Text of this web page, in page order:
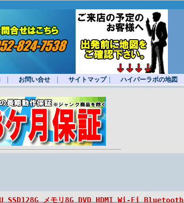
お問い合せ サイトマップ｜ ハイパーラボの地図
メモリ8G DVD HDMI Wi-Fi Bluetooth